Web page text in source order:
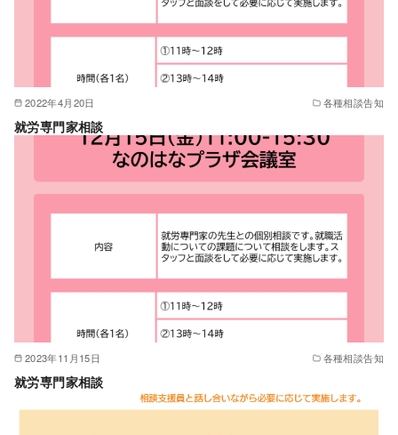
2022年4月20日 各種相談告知
就労専門家相談
2023年11月15日 各種相談告知
就労専門家相談